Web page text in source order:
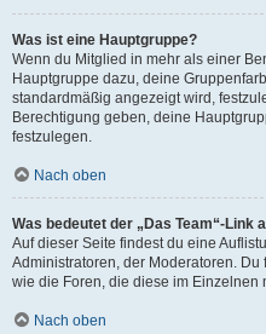
Was ist eine Hauptgruppe?
Wenn du Mitglied in mehr als einer
Hauptgruppe dazu, deine
standardmäßig angezeigt wird,
Berechtigung geben, deine
festzulegen.
Nach oben
Was bedeutet der „Das Team“-Link
Auf dieser Seite findest du eine
Administratoren, der Moderatoren.
wie die Foren, die diese im Einzelnen
Nach oben